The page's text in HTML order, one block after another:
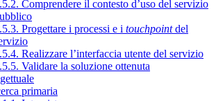
Comprendere il contesto d’uso del servizio
Progettare i processi e i touchpointdel
Realizzare l’interfaccia utente del servizio
Validare la soluzione ottenuta
primaria